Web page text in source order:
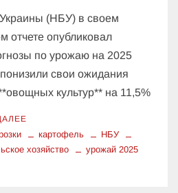
(НБУ) в своем
опубликовал
по урожаю на 2025
свои ожидания
культур** на 11,5%
картофель
НБУ
хозяйство урожай 2025